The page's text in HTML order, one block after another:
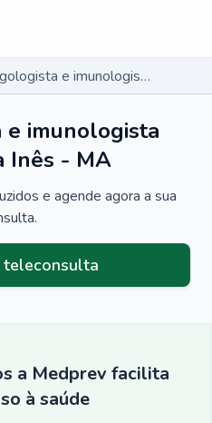
Alergologista e imunologista em Santa Inês - MA
imunologista
Inês - MA
e agende agora a sua
a Medprev facilita
à saúde